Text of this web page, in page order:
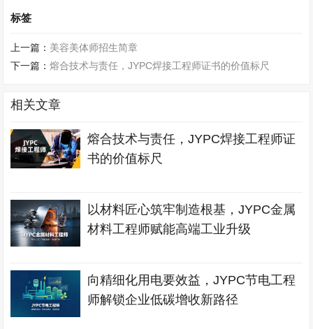
标签
上一篇： 美容美体师招生简章
下一篇：熔合技术与责任，JYPC焊接工程师证书的价值标尺
相关文章
熔合技术与责任，JYPC焊接工程师证
书的价值标尺
以材料匠心筑牢制造根基，JYPC金属
材料工程师赋能高端工业升级
向精细化用电要效益，JYPC节电工程
师解锁企业低碳增收新路径